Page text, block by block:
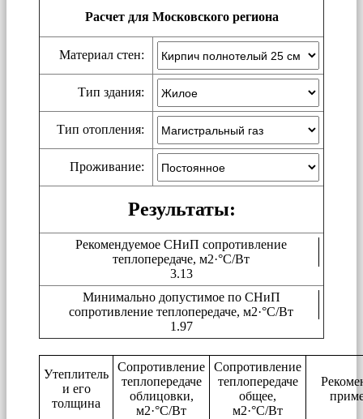
Расчет для Московского региона
Материал стен:
Тип здания:
Тип отопления:
Проживание:
Результаты:
Рекомендуемое СНиП сопротивление
теплопередаче, м2·°C/Вт
3.13
Минимально допустимое по СНиП
сопротивление теплопередаче, м2·°C/Вт
1.97
Утеплитель
и его
толщина
Сопротивление
теплопередаче
облицовки,
м2·°C/Вт
Сопротивление
теплопередаче
общее,
м2·°C/Вт